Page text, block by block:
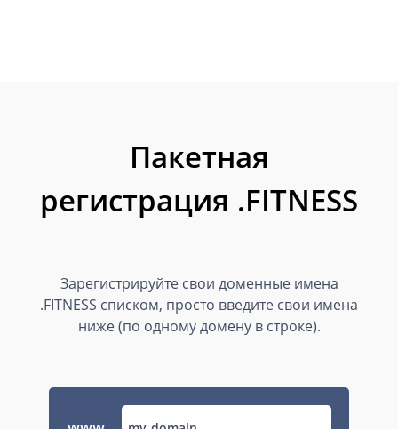
Пакетная
регистрация .FITNESS
Зарегистрируйте свои доменные имена
.FITNESS списком, просто введите свои имена
ниже (по одному домену в строке).